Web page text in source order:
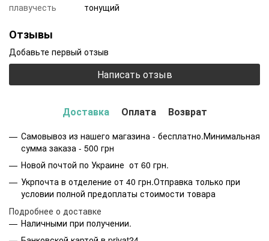
плавучесть
тонущий
Отзывы
Добавьте первый отзыв
Написать отзыв
Доставка Оплата Возврат
Самовывоз из нашего магазина - бесплатно.Минимальная
сумма заказа - 500 грн
Новой почтой по Украине от 60 грн.
Укрпочта в отделение от 40 грн.Отправка только при
условии полной предоплаты стоимости товара
Подробнее о доставке
Наличными при получении.